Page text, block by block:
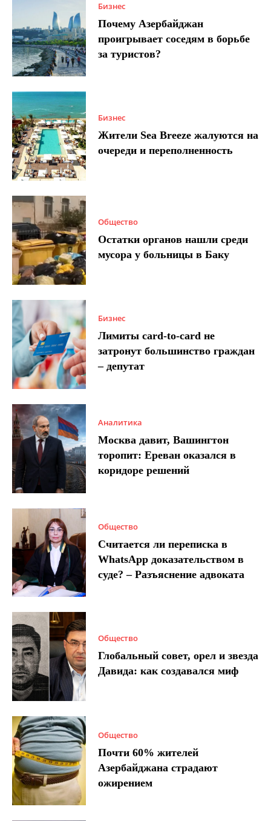
Бизнес
Почему Азербайджан
проигрывает соседям в борьбе
за туристов?
Бизнес
Жители Sea Breeze жалуются на
очереди и переполненность
Общество
Остатки органов нашли среди
мусора у больницы в Баку
Бизнес
Лимиты card-to-card не
затронут большинство граждан
– депутат
Аналитика
Москва давит, Вашингтон
торопит: Ереван оказался в
коридоре решений
Общество
Считается ли переписка в
WhatsApp доказательством в
суде? – Разъяснение адвоката
Общество
Глобальный совет, орел и звезда
Давида: как создавался миф
Общество
Почти 60% жителей
Азербайджана страдают
ожирением